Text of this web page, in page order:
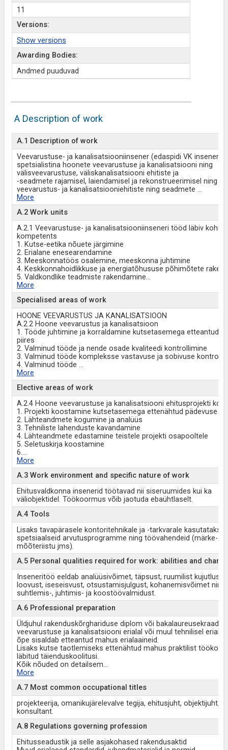
11
Versions:
Show versions
Awarding Bodies:
Andmed puuduvad
A Description of work
A.1 Description of work
Veevarustuse- ja kanalisatsiooniinsener (edaspidi VK insener)
spetsialistina hoonete veevarustuse ja kanalisatsiooni ning
välisveevarustuse, väliskanalisatsiooni ehitiste ja
-seadmete rajamisel, laiendamisel ja rekonstrueerimisel ning
veevarustus- ja kanalisatsiooniehitiste ning seadmete ...
More
A.2 Work units
A.2.1 Veevarustuse- ja kanalisatsiooniinseneri tööd läbiv
kompetents
1. Kutse-eetika nõuete järgimine
2. Erialane enesearendamine
3. Meeskonnatöös osalemine, meeskonna juhtimine
4. Keskkonnahoidlikkuse ja energiatõhususe põhimõtete
5. Valdkondlike teadmiste rakendamine...
More
Specialised areas of work
HOONE VEEVARUSTUS JA KANALISATSIOON
A.2.2 Hoone veevarustus ja kanalisatsioon
1. Tööde juhtimine ja korraldamine kutsetasemega etteantud
piires
2. Valminud tööde ja nende osade kvaliteedi kontrollimine
3. Valminud tööde kompleksse vastavuse ja sobivuse
4. Valminud tööde ...
More
Elective areas of work
A.2.4 Hoone veevarustuse ja kanalisatsiooni ehitusprojekti
1. Projekti koostamine kutsetasemega ettenähtud pädevuse
2. Lähteandmete kogumine ja analüüs
3. Tehniliste lahenduste kavandamine
4. Lähteandmete edastamine teistele projekti osapooltele
5. Seletuskirja koostamine
6....
More
A.3 Work environment and specific nature of work
Ehitusvaldkonna insenerid töötavad nii siseruumides kui ka
väliobjektidel. Töökoormus võib jaotuda ebaühtlaselt.
A.4 Tools
Lisaks tavapärasele kontoritehnikale ja -tarkvarale kasutatakse
spetsiaalseid arvutusprogramme ning töövahendeid (märke- ja
mõõteriistu jms).
A.5 Personal qualities required for work: abilities and
Inseneritöö eeldab analüüsivõimet, täpsust, ruumilist
loovust, iseseisvust, otsustamisjulgust, kohanemisvõimet ning
suhtlemis-, juhtimis- ja koostöövalmidust.
A.6 Professional preparation
Üldjuhul rakenduskõrghariduse diplom või bakalaureusekraad
veevarustuse ja kanalisatsiooni erialal või muul tehnilisel
õpe sisaldab etteantud mahus erialaaineid.
Lisaks kutse taotlemiseks ettenähtud mahus praktilist
läbitud täienduskoolitusi.
Kõik nõuded on detailsem...
More
A.7 Most common occupational titles
projekteerija, omanikujärelevalve tegija, ehitusjuht, objektijuht,
konsultant.
A.8 Regulations governing profession
Ehitusseadustik ja selle asjakohased rakendusaktid